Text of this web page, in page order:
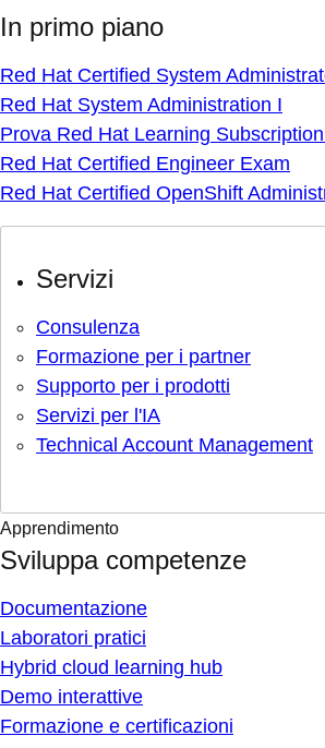
In primo piano
Red Hat Certified System
Red Hat System Administration I
Prova Red Hat Learning
Red Hat Certified Engineer Exam
Red Hat Certified OpenShift
Servizi
Consulenza
Formazione per i partner
Supporto per i prodotti
Servizi per l'IA
Technical Account Management
Apprendimento
Sviluppa competenze
Documentazione
Laboratori pratici
Hybrid cloud learning hub
Demo interattive
Formazione e certificazioni